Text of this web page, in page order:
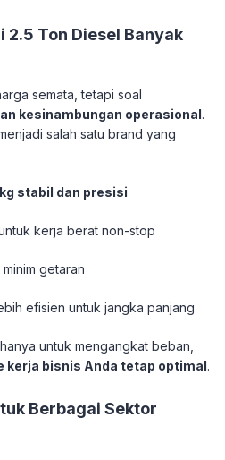
2.5 Ton Diesel Banyak
semata, tetapi soal
kesinambungan operasional.
salah satu brand yang
stabil dan presisi
kerja berat non-stop
getaran
efisien untuk jangka panjang
untuk mengangkat beban,
kerja bisnis Anda tetap optimal.
Berbagai Sektor